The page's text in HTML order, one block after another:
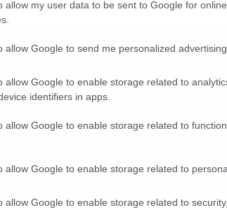
allow my user data to be sent to Google for
allow Google to send me personalized advertising.
allow Google to enable storage related to
identifiers in apps.
allow Google to enable storage related to
allow Google to enable storage related to
allow Google to enable storage related to